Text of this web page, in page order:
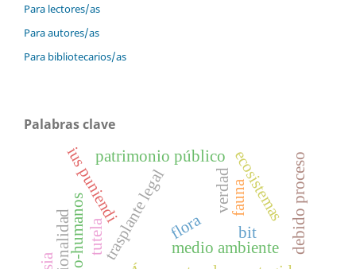
Para lectores/as
Para autores/as
Para bibliotecarios/as
Palabras clave
trasplante legal flora
fauna
medio ambiente
ecosistemas
ius puniendi
no-humanos debido proceso
patrimonio público
bit
tutela
verdad